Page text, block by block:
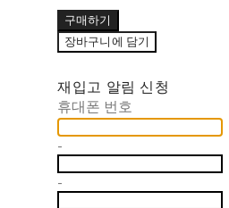
구매하기
장바구니에 담기
재입고 알림 신청
휴대폰 번호
-
-